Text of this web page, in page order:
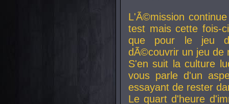
L'Ã©mission
test mais cette fois-
que pour le jeu
dÃ©couvrir un jeu de
S'en suit la culture
vous parle d'un
essayant de rester
Le quart d'heure